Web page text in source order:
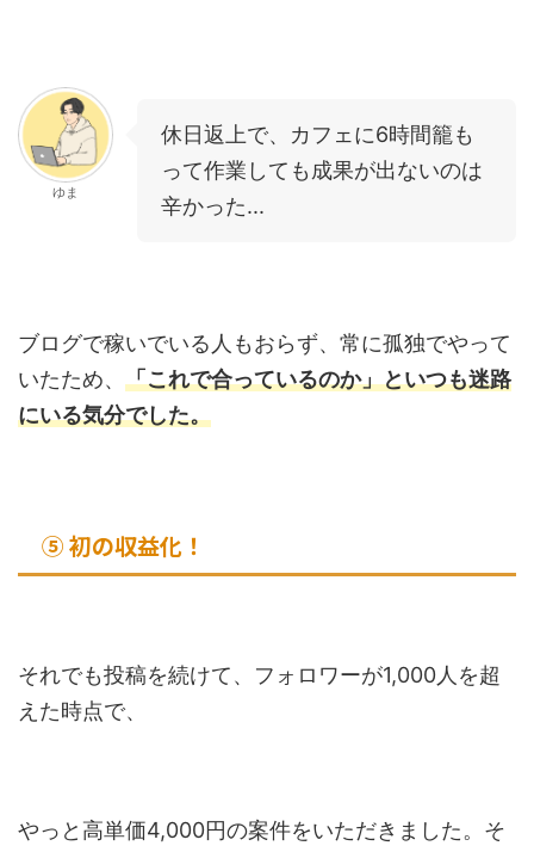
ゆま
休日返上で、カフェに6時間籠も
って作業しても成果が出ないのは
辛かった...
ブログで稼いでいる人もおらず、常に孤独でやって
いたため、 「これで合っているのか」といつも迷路
にいる気分でした。
⑤ 初の収益化！
それでも投稿を続けて、フォロワーが1,000人を超
えた時点で、
やっと高単価4,000円の案件をいただきました。そ